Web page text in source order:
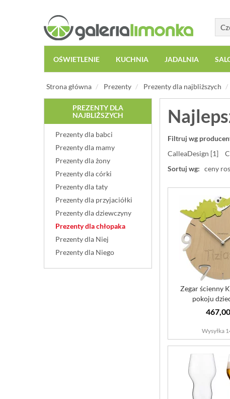
OŚWIETLENIE KUCHNIA JADALNIA
Strona główna Prezenty Prezenty dla najbliższych
PREZENTY DLA
NAJBLIŻSZYCH
Prezenty dla babci
Prezenty dla mamy
Prezenty dla żony
Prezenty dla córki
Prezenty dla taty
Prezenty dla przyjaciółki
Prezenty dla dziewczyny
Prezenty dla chłopaka
Prezenty dla Niej
Prezenty dla Niego
Filtruj wg
CalleaDesign [1]
Sortuj wg: ceny
Zegar ścienny
pokoju
Wysyłka